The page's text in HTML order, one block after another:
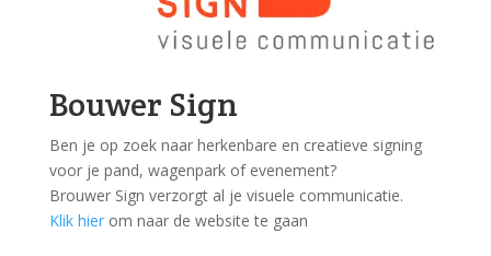
Bouwer Sign
Ben je op zoek naar herkenbare en creatieve signing
voor je pand, wagenpark of evenement?
Brouwer Sign verzorgt al je visuele communicatie.
Klik hierom naar de website te gaan